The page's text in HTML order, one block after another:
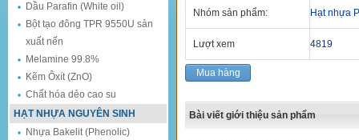
Dầu Parafin (White oil)
Bột tạo đông TPR 9550U sản
xuất nến
Melamine 99.8%
Kẽm Ôxít (ZnO)
Chất hóa dẻo cao su
HẠT NHỰA NGUYÊN SINH
Nhựa Bakelit (Phenolic)
Nhóm sản phẩm: Hạt nhựa
Lượt xem 4819
Mua hàng
Bài viết giới thiệu sản phẩm